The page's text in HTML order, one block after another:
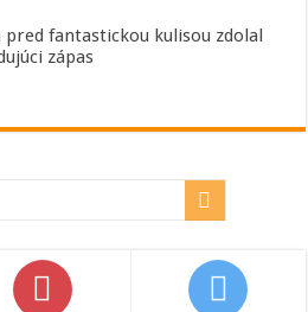
fantastickou kulisou zdolal
zápas